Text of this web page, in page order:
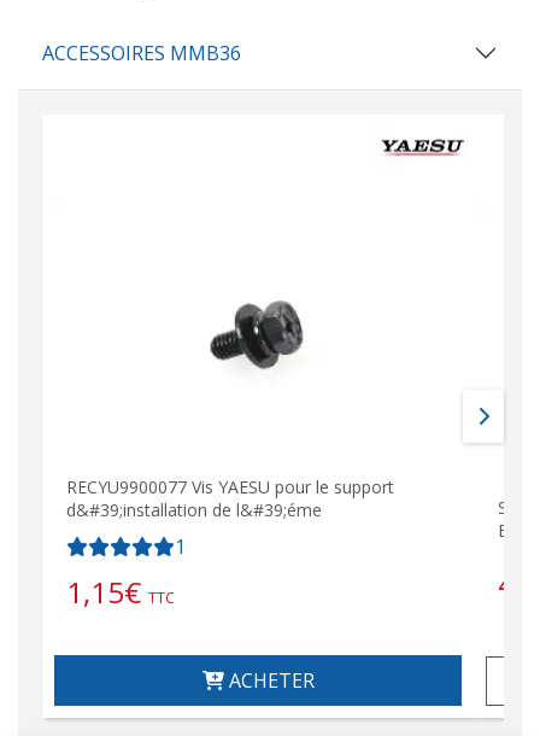
ACCESSOIRES MMB36
RECYU9900077 Vis YAESU pour le support
d&#39;installation de l&#39;éme
1
1,15€ TTC
ACHETER